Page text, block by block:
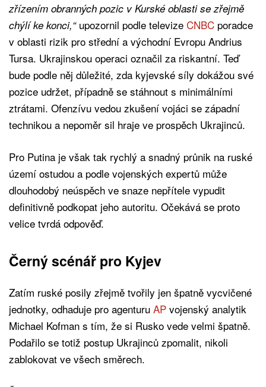
zřízením obranných pozic v Kurské oblasti se zřejmě
chýlí ke konci,“upozornil podle televize CNBC poradce
v oblasti rizik pro střední a východní Evropu Andrius
Tursa. Ukrajinskou operaci označil za riskantní. Teď
bude podle něj důležité, zda kyjevské síly dokážou své
pozice udržet, případně se stáhnout s minimálními
ztrátami. Ofenzívu vedou zkušení vojáci se západní
technikou a nepoměr sil hraje ve prospěch Ukrajinců.
Pro Putina je však tak rychlý a snadný průnik na ruské
území ostudou a podle vojenských expertů může
dlouhodobý neúspěch ve snaze nepřítele vypudit
definitivně podkopat jeho autoritu. Očekává se proto
velice tvrdá odpověď.
Černý scénář pro Kyjev
Zatím ruské posily zřejmě tvořily jen špatně vycvičené
jednotky, odhaduje pro agenturu AP vojenský analytik
Michael Kofman s tím, že si Rusko vede velmi špatně.
Podařilo se totiž postup Ukrajinců zpomalit, nikoli
zablokovat ve všech směrech.